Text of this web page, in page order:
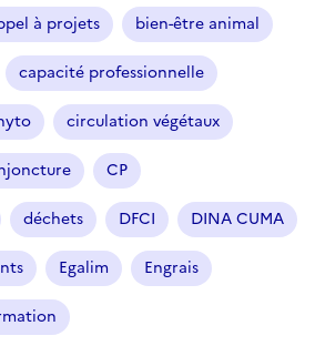
à projets bien-être animal
capacité professionnelle
circulation végétaux
CP
déchets DFCI DINA CUMA
Egalim Engrais